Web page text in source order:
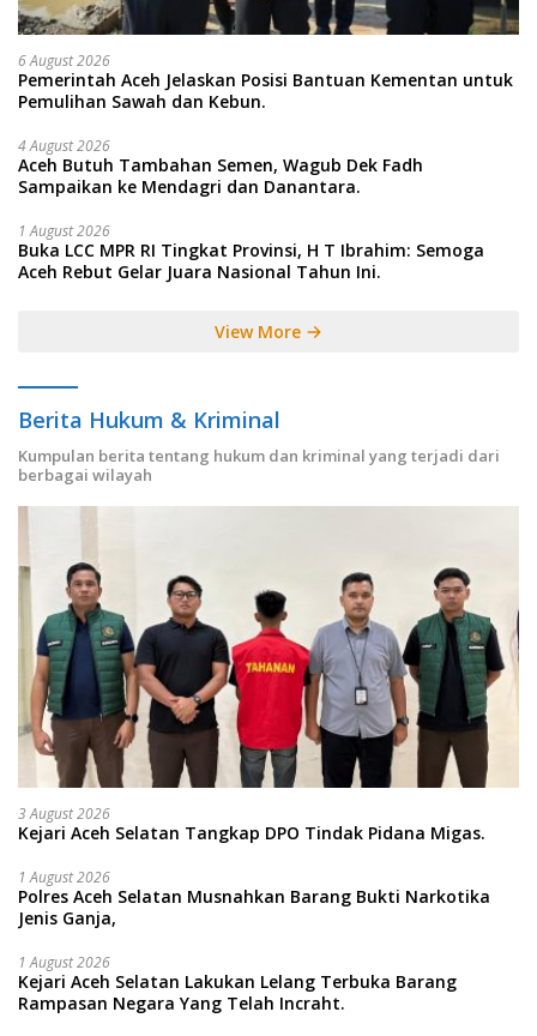
6 August 2026
Pemerintah Aceh Jelaskan Posisi Bantuan Kementan untuk
Pemulihan Sawah dan Kebun.
4 August 2026
Aceh Butuh Tambahan Semen, Wagub Dek Fadh
Sampaikan ke Mendagri dan Danantara.
1 August 2026
Buka LCC MPR RI Tingkat Provinsi, H T Ibrahim: Semoga
Aceh Rebut Gelar Juara Nasional Tahun Ini.
View More
Berita Hukum & Kriminal
Kumpulan berita tentang hukum dan kriminal yang terjadi dari
berbagai wilayah
3 August 2026
Kejari Aceh Selatan Tangkap DPO Tindak Pidana Migas.
1 August 2026
Polres Aceh Selatan Musnahkan Barang Bukti Narkotika
Jenis Ganja,
1 August 2026
Kejari Aceh Selatan Lakukan Lelang Terbuka Barang
Rampasan Negara Yang Telah Incraht.